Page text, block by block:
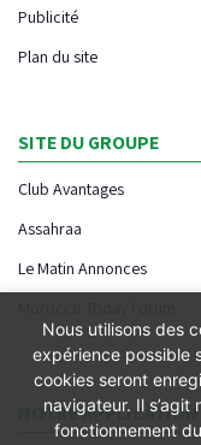
Publicité
Plan du site
SITE DU GROUPE
Club Avantages
Assahraa
Le Matin Annonces
NOTRE APPLICATION
Nous utilisons des
expérience possible
cookies seront
navigateur. Il
fonctionnement